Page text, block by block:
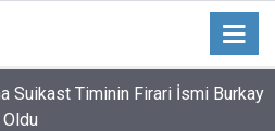
Suikast Timinin Firari İsmi Burkay